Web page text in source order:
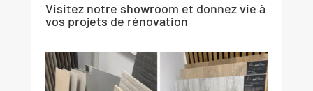
Visitez notre showroom et donnez vie à
vos projets de rénovation